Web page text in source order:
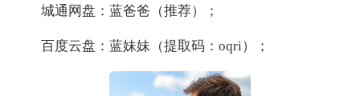
城通网盘：蓝爸爸（推荐）；
百度云盘：蓝妹妹（提取码：oqri）；